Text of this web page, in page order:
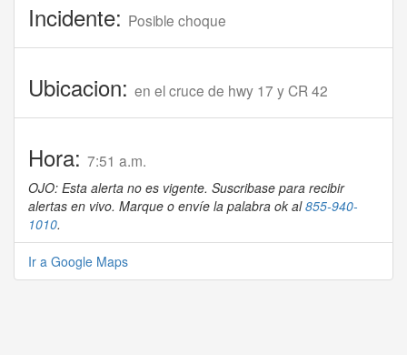
Incidente: Posible choque
Ubicacion: en el cruce de hwy 17 y CR 42
Hora: 7:51 a.m.
OJO: Esta alerta no es vigente. Suscribase para recibir
alertas en vivo. Marque o envíe la palabra ok al855-940-
1010.
Ir a Google Maps